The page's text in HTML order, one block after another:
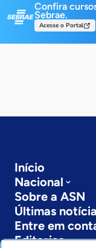
Confira
Sebrae.
Acesse o Portal
Início
Nacional
Sobre a ASN
Últimas
Entre em
Editorias